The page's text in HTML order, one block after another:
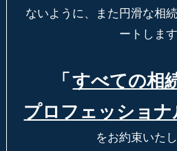
ないように、
また円滑な相
ートします
「 すべての相
プロフェッショナ
をお約束いたし